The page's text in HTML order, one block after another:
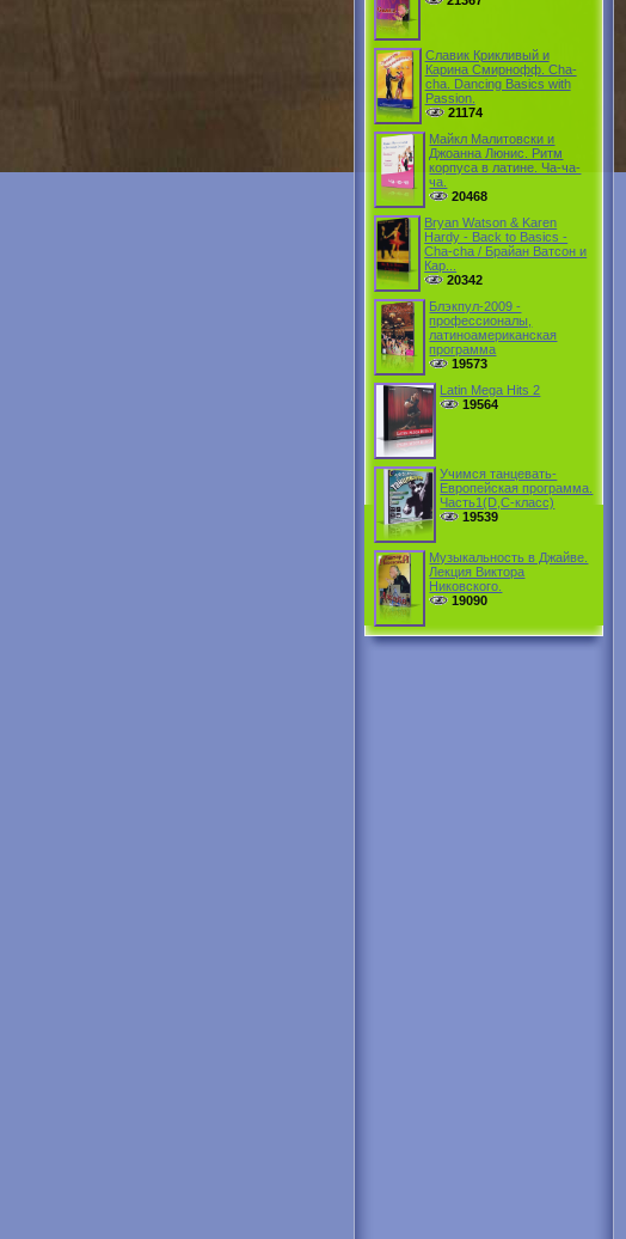
Славик Крикливый и
Карина Смирнофф. Cha-
cha. Dancing Basics with
Passion.
21174
Майкл Малитовски и
Джоанна Люнис. Ритм
корпуса в латине. Ча-ча-
ча.
20468
Bryan Watson & Karen
Hardy - Back to Basics -
Cha-cha / Брайан Ватсон и
Кар...
20342
Блэкпул-2009 -
профессионалы,
латиноамериканская
программа
19573
Latin Mega Hits 2
19564
Учимся танцевать-
Европейская программа.
Часть1(D,C-класс)
19539
Музыкальность в Джайве.
Лекция Виктора
Никовского.
19090